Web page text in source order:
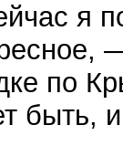
я
по
быть,